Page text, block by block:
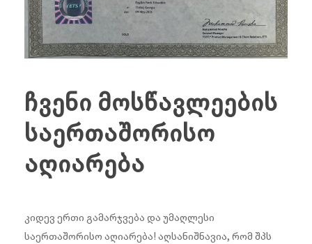
ჩვენი მოსწავლეების
საერთაშორისო
აღიარება
კიდევ ერთი გამარჯვება და უმაღლესი
საერთაშორისო აღიარება! აღსანიშნავია, რომ შპს